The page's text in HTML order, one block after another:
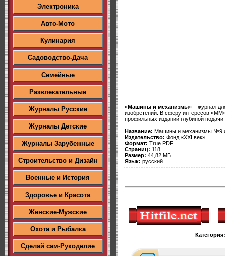
Электроника
Авто-Мото
Кулинария
Садоводство-Дача
Семейные
Развлекательные
Журналы Русские
Журналы Детские
Журналы Зарубежные
Строительство и Дизайн
Военные и История
Здоровье и Красота
Женские-Мужские
Охота и Рыбалка
Сделай сам-Рукоделие
«Машины и механизмы» – журнал
изобретений. В сферу интересов
профильных изданий глубиной подачи
Название: Машины и механизмы №9
Издательство: Фонд «XXI век»
Формат: True PDF
Страниц: 118
Размер: 44,82 МБ
Язык: русский
Категория: